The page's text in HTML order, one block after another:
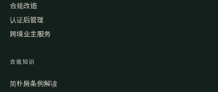
合规改造
认证后管理
跨境业主服务
合规知识
简朴房条例解读